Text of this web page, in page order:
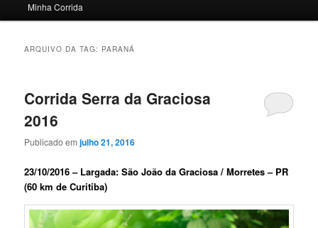
Minha Corrida
ARQUIVO DA TAG: PARANÁ
Corrida Serra da Graciosa
2016
Publicado emjulho 21, 2016
23/10/2016 – Largada: São João da Graciosa / Morretes – PR
(60 km de Curitiba)